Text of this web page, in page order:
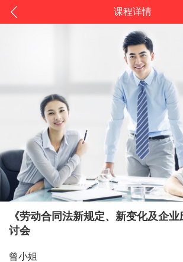
课程详情
《劳动合同法新规定、新变化及企
讨会
曾小姐